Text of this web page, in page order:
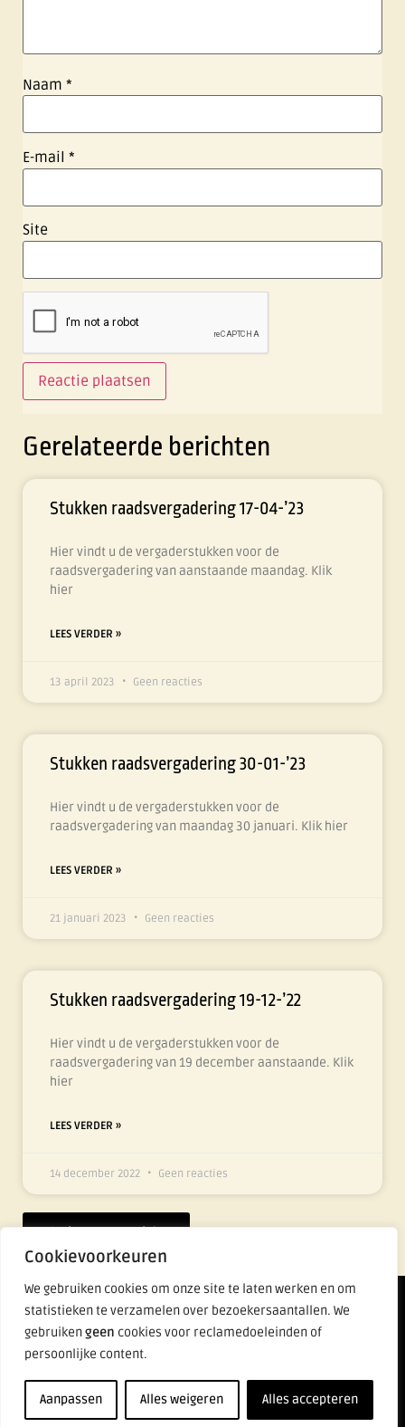
Cookievoorkeuren
We gebruiken cookies om onze site te laten werken en om
statistieken te verzamelen over bezoekersaantallen. We
gebruikengeen cookies voor reclamedoeleinden of
persoonlijke content.
Aanpassen Alles weigeren Alles accepteren
Naam *
E-mail *
Site
Gerelateerde berichten
Stukken raadsvergadering 17-04-’23
Hier vindt u de vergaderstukken voor de
raadsvergadering van aanstaande maandag. Klik
hier
LEES VERDER »
13 april 2023 Geen reacties
Stukken raadsvergadering 30-01-’23
Hier vindt u de vergaderstukken voor de
raadsvergadering van maandag 30 januari. Klik hier
LEES VERDER »
21 januari 2023 Geen reacties
Stukken raadsvergadering 19-12-’22
Hier vindt u de vergaderstukken voor de
raadsvergadering van 19 december aanstaande. Klik
hier
LEES VERDER »
14 december 2022 Geen reacties
Nieuws overzicht
Lijst Fier
alle rechten voorbehouden | 2022